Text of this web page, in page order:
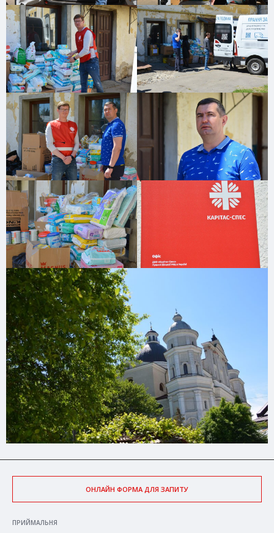
ОНЛАЙН ФОРМА ДЛЯ ЗАПИТУ
ПРИЙМАЛЬНЯ